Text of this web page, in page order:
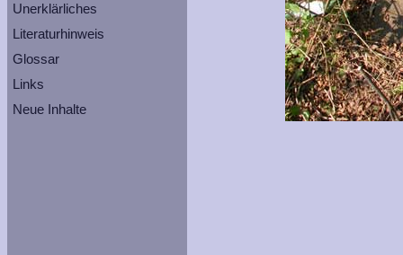
Unerklärliches
Literaturhinweis
Glossar
Links
Neue Inhalte